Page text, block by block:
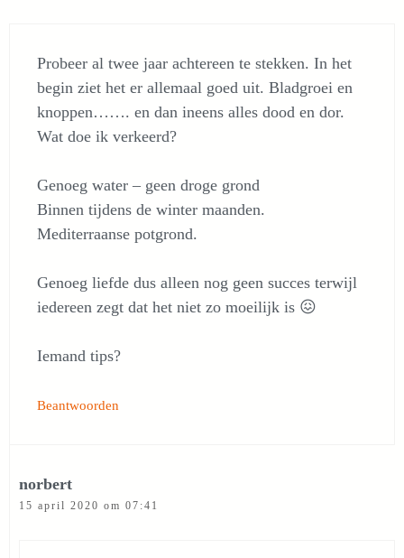
Probeer al twee jaar achtereen te stekken. In het
begin ziet het er allemaal goed uit. Bladgroei en
knoppen……. en dan ineens alles dood en dor.
Wat doe ik verkeerd?
Genoeg water – geen droge grond
Binnen tijdens de winter maanden.
Mediterraanse potgrond.
Genoeg liefde dus alleen nog geen succes terwijl
iedereen zegt dat het niet zo moeilijk is 😖
Iemand tips?
Beantwoorden
norbert
15 april 2020 om 07:41